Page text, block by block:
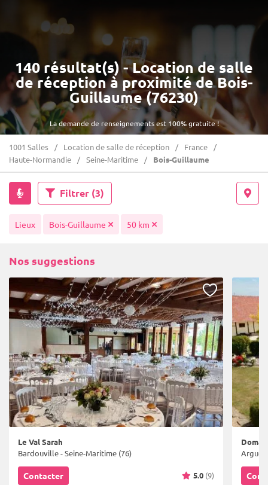
La demande de renseignements est 100% gratuite !
140 résultat(s) - Location de salle
de réception à proximité de Bois-
Guillaume (76230)
1001 Salles Location de salle de réception
France
Haute-Normandie
Seine-Maritime Bois-Guillaume
Filtrer (3)
Lieux Bois-Guillaume 50 km
Nos suggestions
Le Val Sarah
Bardouville - Seine-Maritime (76)
Contacter 5.0 (9)
Argueil